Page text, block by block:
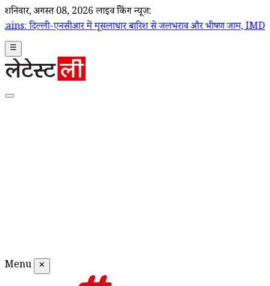
शनिवार, अगस्त 08, 2026 लाइव ब्रेकिंग न्यूज़:
में मूसलाधार बारिश से जलभराव और भीषण जाम, IMD ने जारी किया रेड
☰
Menu ✕